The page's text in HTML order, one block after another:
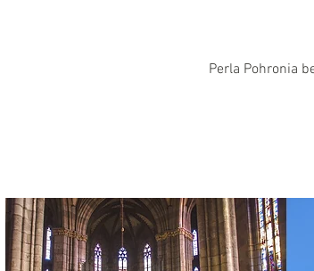
Perla Pohronia